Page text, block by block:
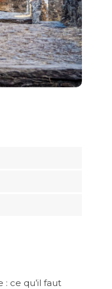
: ce qu’il faut